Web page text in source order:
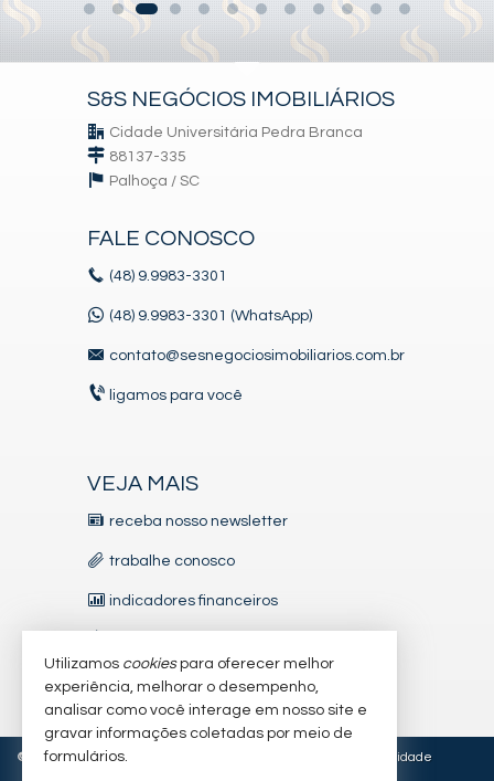
S&S NEGÓCIOS IMOBILIÁRIOS
Cidade Universitária Pedra Branca
88137-335
Palhoça / SC
FALE CONOSCO
(48) 9.9983-3301
(48) 9.9983-3301 (WhatsApp)
contato@sesnegociosimobiliarios.com.br
ligamos para você
VEJA MAIS
receba nosso newsletter
trabalhe conosco
indicadores financeiros
mapa de imóveis
© 2026 CRECI/SC 5.827-J • CNAI 27126 Política de Privacidade
Utilizamos cookiespara oferecer melhor
experiência, melhorar o desempenho,
analisar como você interage em nosso site e
gravar informações coletadas por meio de
formulários.